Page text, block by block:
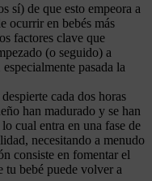
sí) de que esto empeora a
ocurrir en bebés más
factores clave que
(o seguido) a
pasada la
cada dos horas
han madurado y se han
cual entra en una fase de
necesitando a menudo
consiste en fomentar el
tu bebé puede volver a